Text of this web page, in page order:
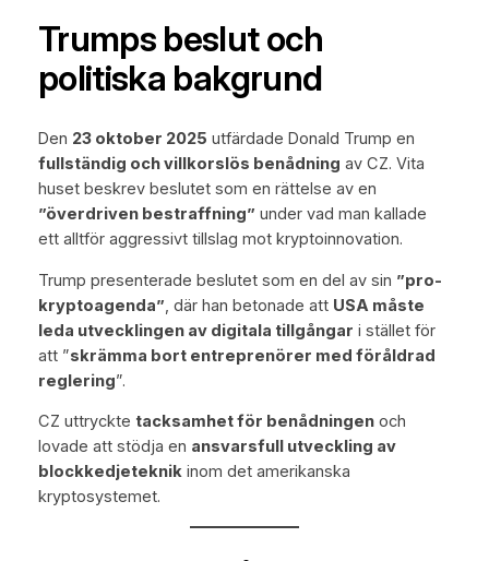
Trumps beslut och
politiska bakgrund
Den 23 oktober 2025 utfärdade Donald Trump en
fullständig och villkorslös benådning av CZ. Vita
huset beskrev beslutet som en rättelse av en
”överdriven bestraffning” under vad man kallade
ett alltför aggressivt tillslag mot kryptoinnovation.
Trump presenterade beslutet som en del av sin ”pro-
kryptoagenda”, där han betonade att USA måste
leda utvecklingen av digitala tillgångar i stället för
att ”skrämma bort entreprenörer med föråldrad
reglering”.
CZ uttryckte tacksamhet för benådningenoch
lovade att stödja en ansvarsfull utveckling av
blockkedjeteknikinom det amerikanska
kryptosystemet.